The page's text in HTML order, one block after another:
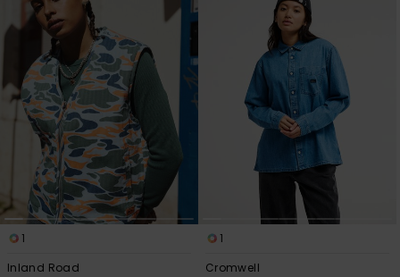
1
Inland Road
1
Cromwell